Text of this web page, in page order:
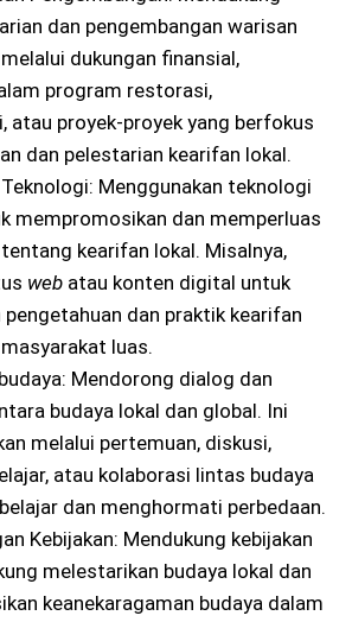
dan pengembangan warisan
dukungan finansial,
program restorasi,
atau proyek-proyek yang berfokus
dan pelestarian kearifan lokal.
Menggunakan teknologi
mempromosikan dan memperluas
kearifan lokal. Misalnya,
web atau konten digital untuk
dan praktik kearifan
luas.
Mendorong dialog dan
budaya lokal dan global. Ini
melalui pertemuan, diskusi,
atau kolaborasi lintas budaya
dan menghormati perbedaan.
Kebijakan: Mendukung kebijakan
melestarikan budaya lokal dan
keanekaragaman budaya dalam